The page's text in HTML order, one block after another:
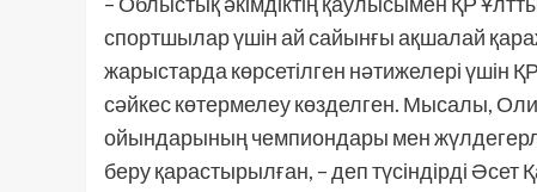
спортшылар үшін ай сайынғы ақшалай
жарыстарда көрсетілген нәтижелері
сәйкес көтермелеу көзделген. Мысалы,
ойындарының чемпиондары мен
беру қарастырылған, – деп түсіндірді Әсет